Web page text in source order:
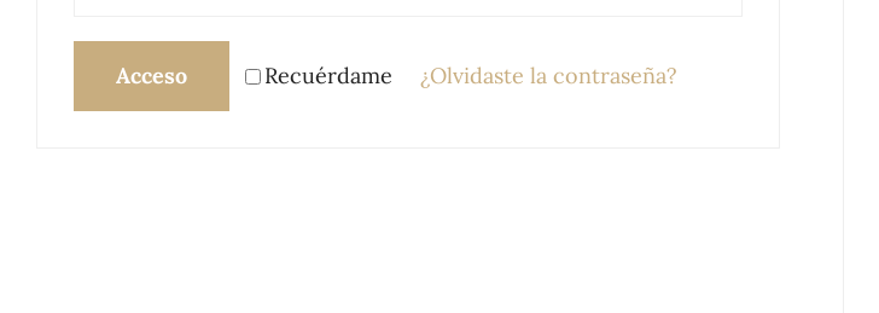
Recuérdame
Acceso ¿Olvidaste la contraseña?